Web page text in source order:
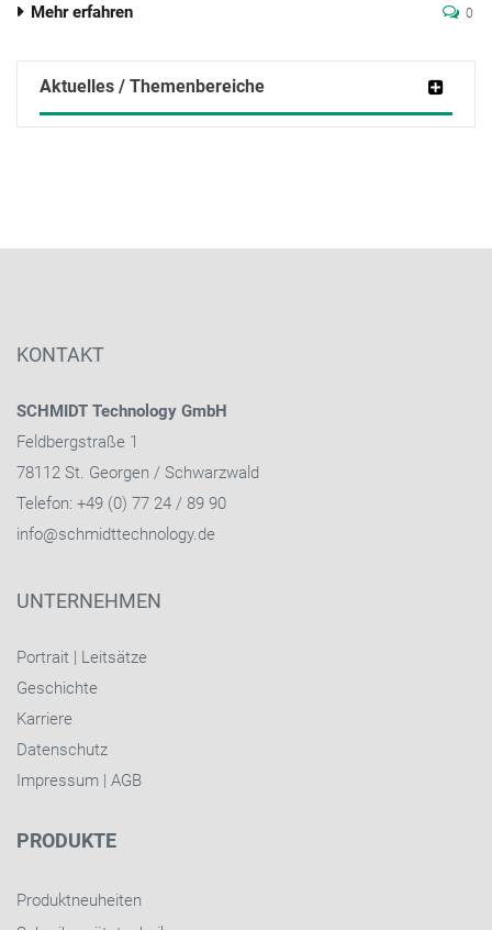
Mehr erfahren 0
Aktuelles / Themenbereiche
KONTAKT
SCHMIDT Technology GmbH
Feldbergstraße 1
78112 St. Georgen / Schwarzwald
Telefon: +49 (0) 77 24 / 89 90
info@schmidttechnology.de
UNTERNEHMEN
Portrait | Leitsätze
Geschichte
Karriere
Datenschutz
Impressum | AGB
PRODUKTE
Produktneuheiten